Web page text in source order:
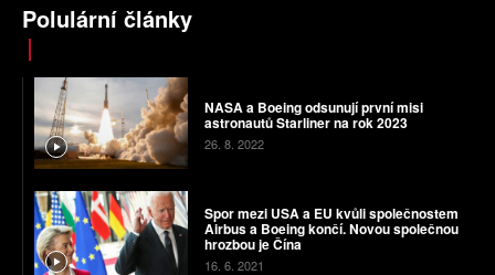
Polulární články
NASA a Boeing odsunují první misi
astronautů Starliner na rok 2023
26. 8. 2022
Spor mezi USA a EU kvůli společnostem
Airbus a Boeing končí. Novou společnou
hrozbou je Čína
16. 6. 2021